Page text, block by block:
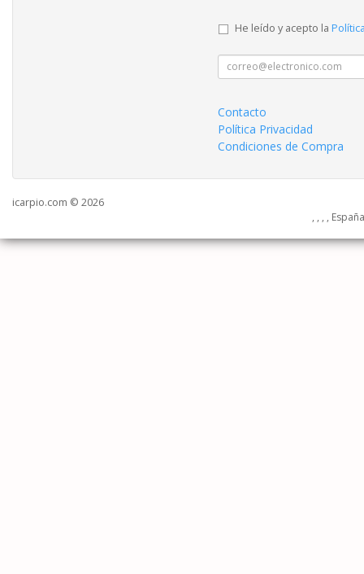
He leído y acepto la
Contacto
Política Privacidad
Condiciones de Compra
icarpio.com © 2026
, , , ,